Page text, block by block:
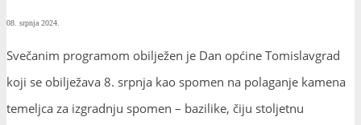
08. srpnja 2024.
Svečanim programom obilježen je Dan općine Tomislavgrad
koji se obilježava 8. srpnja kao spomen na polaganje kamena
temeljca za izgradnju spomen – bazilike, čiju stoljetnu